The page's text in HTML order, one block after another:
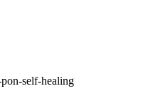
self-healing